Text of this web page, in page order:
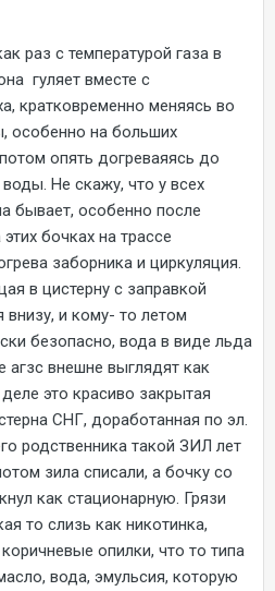
раз с температурой газа в
гуляет вместе с
кратковременно меняясь во
особенно на больших
опять догреваяясь до
Не скажу, что у всех
бывает, особенно после
бочках на трассе
заборника и циркуляция.
в цистерну с заправкой
внизу, и кому- то летом
безопасно, вода в виде льда
внешне выглядят как
это красиво закрытая
СНГ, доработанная по эл.
родственника такой ЗИЛ лет
зила списали, а бочку со
как стационарную. Грязи
то слизь как никотинка,
опилки, что то типа
вода, эмульсия, которую